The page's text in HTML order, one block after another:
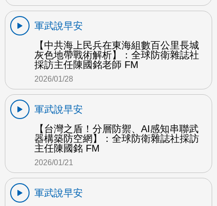
軍武說早安
【中共海上民兵在東海組數百公里長城
灰色地帶戰術解析】：全球防衛雜誌社
採訪主任陳國銘老師 FM
2026/01/28
軍武說早安
【台灣之盾！分層防禦、AI感知串聯武
器構築防空網】：全球防衛雜誌社採訪
主任陳國銘 FM
2026/01/21
軍武說早安